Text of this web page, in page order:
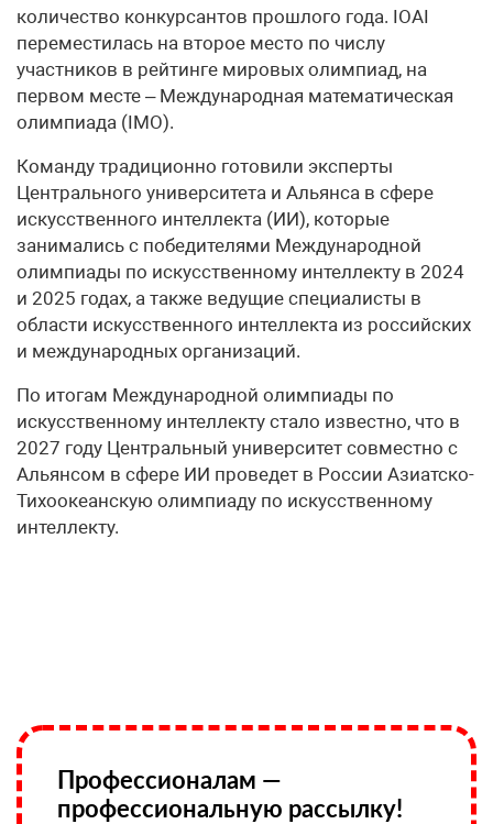
количество конкурсантов прошлого года. IOAI
переместилась на второе место по числу
участников в рейтинге мировых олимпиад, на
первом месте – Международная математическая
олимпиада (IMO).
Команду традиционно готовили эксперты
Центрального университета и Альянса в сфере
искусственного интеллекта (ИИ), которые
занимались с победителями Международной
олимпиады по искусственному интеллекту в 2024
и 2025 годах, а также ведущие специалисты в
области искусственного интеллекта из российских
и международных организаций.
По итогам Международной олимпиады по
искусственному интеллекту стало известно, что в
2027 году Центральный университет совместно с
Альянсом в сфере ИИ проведет в России Азиатско-
Тихоокеанскую олимпиаду по искусственному
интеллекту.
Профессионалам —
профессиональную рассылку!